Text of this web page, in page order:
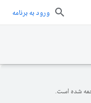
ورود به برنامه
شده است.